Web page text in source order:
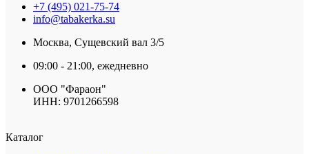
+7 (495) 021-75-74
info@tabakerka.su
Москва, Сущевский вал 3/5
09:00 - 21:00, ежедневно
ООО "Фараон"
ИНН: 9701266598
Каталог